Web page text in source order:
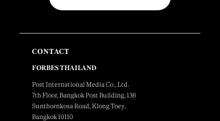
CONTACT
FORBES THAILAND
Post International Media Co., Ltd.
7th Floor, Bangkok Post Building, 136
Sunthornkosa Road, Klong Toey,
Bangkok 10110